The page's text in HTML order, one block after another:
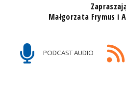
Małgorzata Frymus i
PODCAST AUDIO